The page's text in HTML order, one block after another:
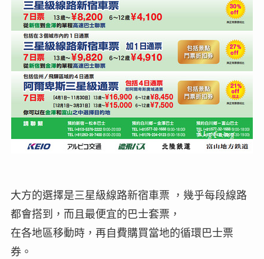
大方的選擇是三星級線路新宿車票 ，幾乎每段線路
都會搭到，而且最便宜的巴士套票，
在各地區移動時，再自費購買當地的循環巴士票
券。